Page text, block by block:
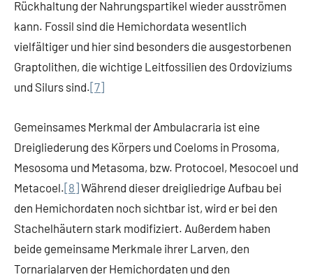
Rückhaltung der Nahrungspartikel wieder ausströmen
kann. Fossil sind die Hemichordata wesentlich
vielfältiger und hier sind besonders die ausgestorbenen
Graptolithen, die wichtige Leitfossilien des Ordoviziums
und Silurs sind.[7]
Gemeinsames Merkmal der Ambulacraria ist eine
Dreigliederung des Körpers und Coeloms in Prosoma,
Mesosoma und Metasoma, bzw. Protocoel, Mesocoel und
Metacoel.[8]Während dieser dreigliedrige Aufbau bei
den Hemichordaten noch sichtbar ist, wird er bei den
Stachelhäutern stark modifiziert. Außerdem haben
beide gemeinsame Merkmale ihrer Larven, den
Tornarialarven der Hemichordaten und den